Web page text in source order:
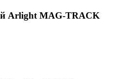
Arlight MAG-TRACK